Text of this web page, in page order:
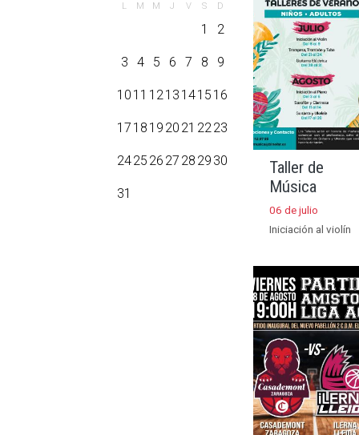
1 2
3 4 5 6 7 8 9
10 11 1213 1415 16
17 18 19 20 21 2223
2425 26 27 28 29 30
31
Taller de
Música
06 de julio
Iniciación al violín